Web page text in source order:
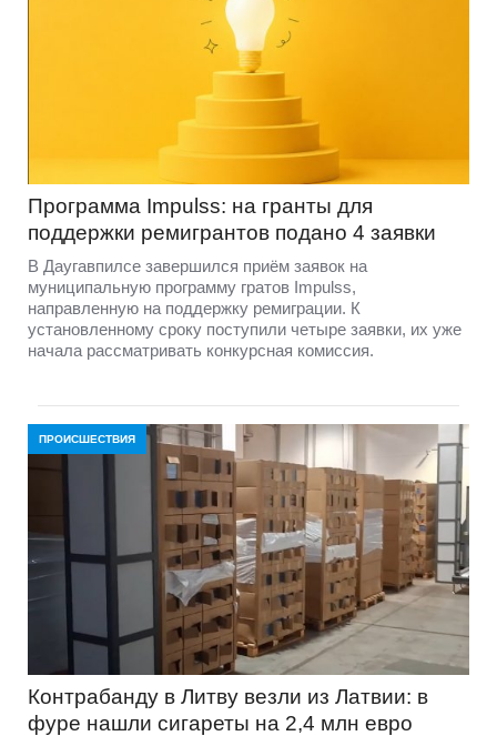
Программа Impulss: на гранты для
поддержки ремигрантов подано 4 заявки
В Даугавпилсе завершился приём заявок на
муниципальную программу гратов Impulss,
направленную на поддержку ремиграции. К
установленному сроку поступили четыре заявки, их уже
начала рассматривать конкурсная комиссия.
ПРОИСШЕСТВИЯ
Контрабанду в Литву везли из Латвии: в
фуре нашли сигареты на 2,4 млн евро